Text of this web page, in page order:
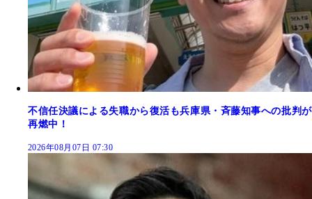
不信任決議による失職から復活も兵庫県・斉藤知事への批判が
再燃中！
2026年08月07日 07:30